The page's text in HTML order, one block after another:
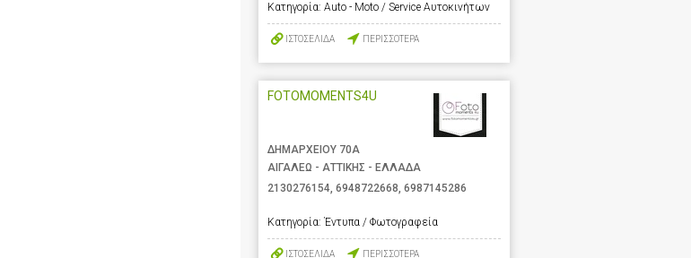
Κατηγορία: Auto - Moto / Service Αυτοκινήτων
ΙΣΤΟΣΕΛΙΔΑ ΠΕΡΙΣΣΟΤΕΡΑ
FOTOMOMENTS4U
ΔΗΜΑΡΧΕΙΟΥ 70Α
ΑΙΓΑΛΕΩ - ΑΤΤΙΚΗΣ - ΕΛΛΑΔΑ
2130276154, 6948722668, 6987145286
Κατηγορία: Έντυπα / Φωτογραφεία
ΙΣΤΟΣΕΛΙΔΑ ΠΕΡΙΣΣΟΤΕΡΑ